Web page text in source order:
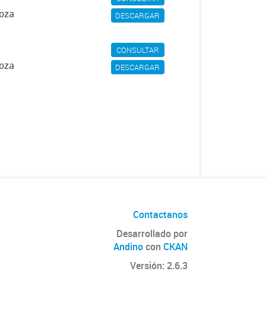
DESCARGAR
CONSULTAR
DESCARGAR
Contactanos
Desarrollado por
Andinocon CKAN
Versión: 2.6.3